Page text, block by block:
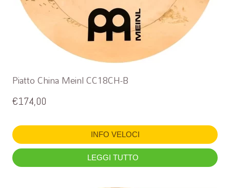
Piatto China Meinl CC18CH-B
€174,00
INFO VELOCI
LEGGI TUTTO